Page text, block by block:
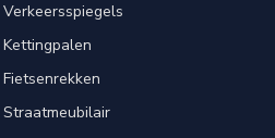
Verkeersspiegels
Kettingpalen
Fietsenrekken
Straatmeubilair